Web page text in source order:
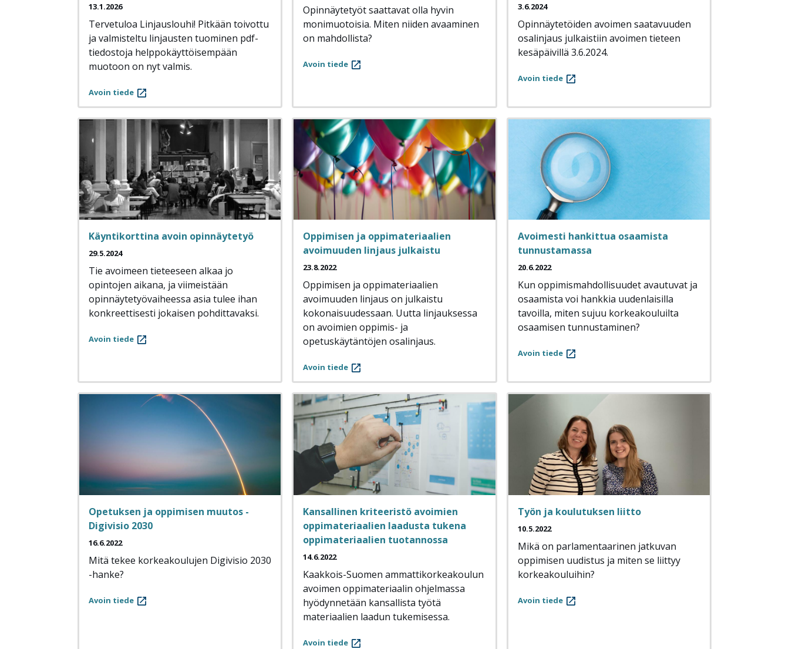
13.1.2026
Tervetuloa Linjauslouhi! Pitkään toivottu
ja valmisteltu linjausten tuominen pdf-
tiedostoja helppokäyttöisempään
muotoon on nyt valmis.
Avoin tiede
Opinnäytetyöt saattavat olla hyvin
monimuotoisia. Miten niiden avaaminen
on mahdollista?
Avoin tiede
3.6.2024
Opinnäytetöiden avoimen saatavuuden
osalinjaus julkaistiin avoimen tieteen
kesäpäivillä 3.6.2024.
Avoin tiede
Käyntikorttina avoin opinnäytetyö
29.5.2024
Tie avoimeen tieteeseen alkaa jo
opintojen aikana, ja viimeistään
opinnäytetyövaiheessa asia tulee ihan
konkreettisesti jokaisen pohdittavaksi.
Avoin tiede
Oppimisen ja oppimateriaalien
avoimuuden linjaus julkaistu
23.8.2022
Oppimisen ja oppimateriaalien
avoimuuden linjaus on julkaistu
kokonaisuudessaan. Uutta linjauksessa
on avoimien oppimis- ja
opetuskäytäntöjen osalinjaus.
Avoin tiede
Avoimesti hankittua osaamista
tunnustamassa
20.6.2022
Kun oppimismahdollisuudet avautuvat ja
osaamista voi hankkia uudenlaisilla
tavoilla, miten sujuu korkeakouluilta
osaamisen tunnustaminen?
Avoin tiede
Opetuksen ja oppimisen muutos -
Digivisio 2030
16.6.2022
Mitä tekee korkeakoulujen Digivisio 2030
-hanke?
Avoin tiede
Kansallinen kriteeristö avoimien
oppimateriaalien laadusta tukena
oppimateriaalien tuotannossa
14.6.2022
Kaakkois-Suomen ammattikorkeakoulun
avoimen oppimateriaalin ohjelmassa
hyödynnetään kansallista työtä
materiaalien laadun tukemisessa.
Avoin tiede
Työn ja koulutuksen liitto
10.5.2022
Mikä on parlamentaarinen jatkuvan
oppimisen uudistus ja miten se liittyy
korkeakouluihin?
Avoin tiede